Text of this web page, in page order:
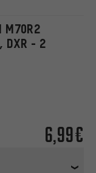
M70R2
DXR - 2
6,99€